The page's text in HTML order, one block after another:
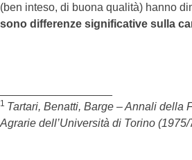
(ben inteso, di buona qualità) hanno
sono differenze significative sulla
1 Tartari, Benatti, Barge – Annali della
Agrarie dell’Università di Torino (1975/